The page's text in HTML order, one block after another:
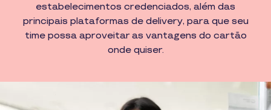
estabelecimentos credenciados, além das
principais plataformas de delivery, para que seu
time possa aproveitar as vantagens do cartão
onde quiser.